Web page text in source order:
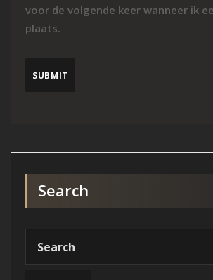
voor de volgende keer wanneer ik
plaats.
Search